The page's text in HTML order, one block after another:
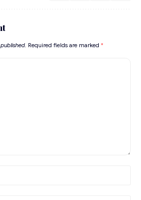
Required fields are marked *